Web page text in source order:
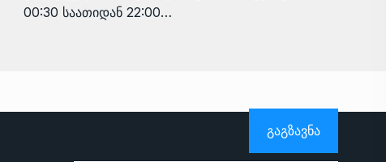
00:30 საათიდან 22:00…
ᲒᲐᲒᲖᲐᲕᲜᲐ